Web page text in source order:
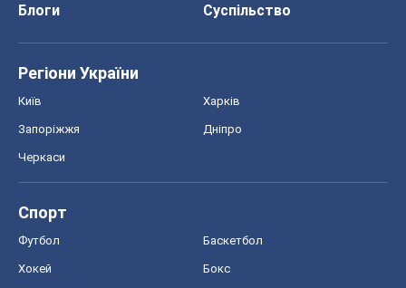
Блоги
Суспільство
Регіони України
Київ Харків
Запоріжжя Дніпро
Черкаси
Спорт
Футбол Баскетбол
Хокей Бокс